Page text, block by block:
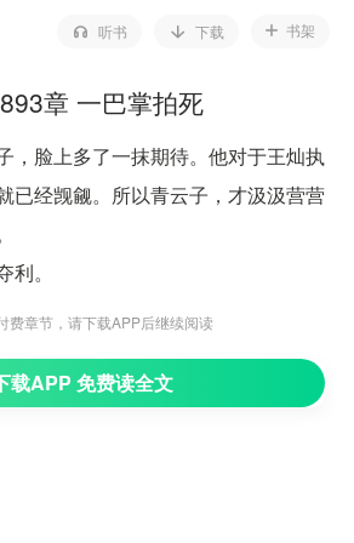
听书 下载 书架
章 一巴掌拍死
，脸上多了一抹期待。他对于王灿执
已经觊觎。所以青云子，才汲汲营营
。
，那就证明，他比王灿更强。
的拂尘，含笑而立，转而看向王灿，
费章节，请下载APP后继续阅读
载APP 免费读全文